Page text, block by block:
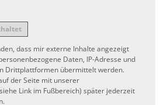
dass mir externe Inhalte angezeigt
Daten, IP-Adresse und
Drittplattformen übermittelt werden.
der Seite mit unserer
Link im Fußbereich) später jederzeit